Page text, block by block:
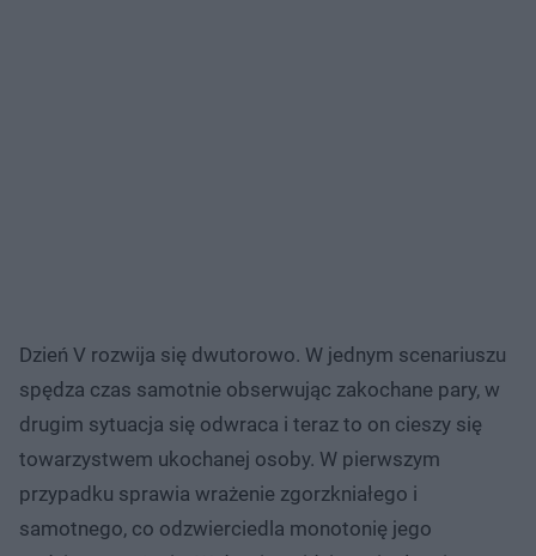
Dzień V rozwija się dwutorowo. W jednym scenariuszu
spędza czas samotnie obserwując zakochane pary, w
drugim sytuacja się odwraca i teraz to on cieszy się
towarzystwem ukochanej osoby. W pierwszym
przypadku sprawia wrażenie zgorzkniałego i
samotnego, co odzwierciedla monotonię jego